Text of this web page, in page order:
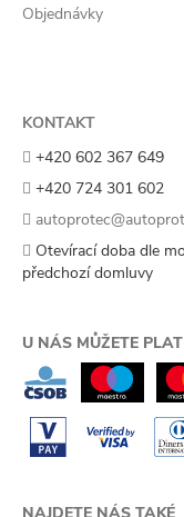
Objednávky
KONTAKT
+420 602 367 649
+420 724 301 602
Otevírací doba dle
předchozí domluvy
U NÁS MŮŽETE